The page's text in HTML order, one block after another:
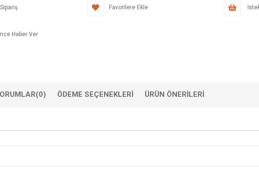
Favorilere Ekle
Haber Ver
(0) ÖDEME SEÇENEKLERI ÜRÜN ÖNERILERI